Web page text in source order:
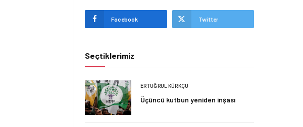
Facebook Twitter
Seçtiklerimiz
ERTUĞRUL KÜRKÇÜ
Üçüncü kutbun yeniden inşası